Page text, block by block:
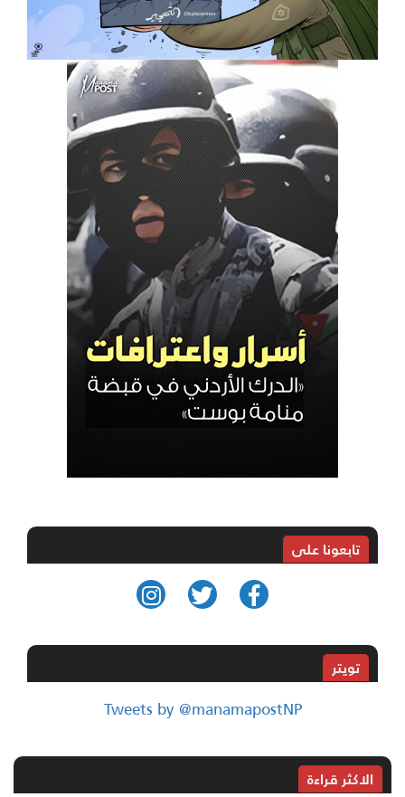
تابعونا على
تويتر
Tweets by @manamapostNP
الاکثر قراءة